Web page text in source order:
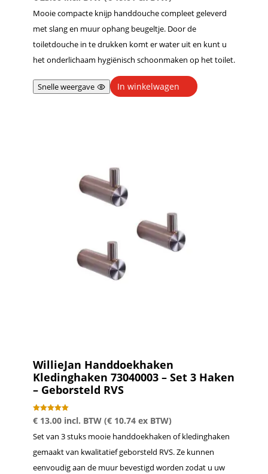
Mooie compacte knijp handdouche compleet geleverd
met slang en muur ophang beugeltje. Door de
toiletdouche in te drukken komt er water uit en kunt u
het onderlichaam hygiënisch schoonmaken op het toilet.
Snelle weergave In winkelwagen
WillieJan Handdoekhaken
Kledinghaken 73040003 – Set 3 Haken
– Geborsteld RVS
Gewaardeer
d
uit 5
€13.00 incl. BTW (€10.74ex BTW)
Set van 3 stuks mooie handdoekhaken of kledinghaken
gemaakt van kwalitatief geborsteld RVS. Ze kunnen
eenvoudig aan de muur bevestigd worden zodat u uw